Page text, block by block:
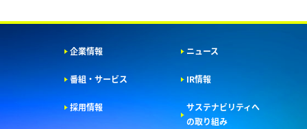
企業情報 ニュース
番組・サービス IR情報
採用情報
サステナビリティへ
の取り組み